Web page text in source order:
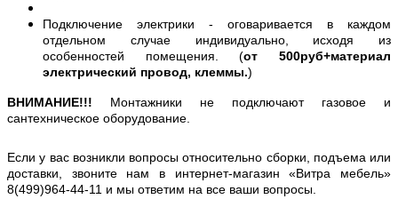
Подключение электрики - оговаривается в каждом
отдельном случае индивидуально, исходя из
особенностей помещения. (от 500руб+материал
электрический провод, клеммы.)
ВНИМАНИЕ!!! Монтажники не подключают газовое и
сантехническое оборудование.
Если у вас возникли вопросы относительно сборки, подъема или
доставки, звоните нам в интернет-магазин «Витра мебель»
8(499)964-44-11 и мы ответим на все ваши вопросы.